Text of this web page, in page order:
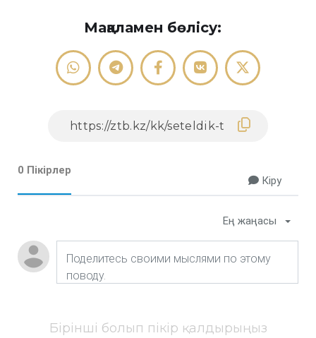
Мақаламен бөлісу:
0 Пікірлер
Кіру
Ең жаңасы
Бірінші болып пікір қалдырыңыз